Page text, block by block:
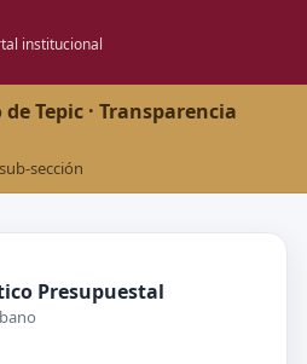
institucional
Tepic · Transparencia
sección
Presupuestal